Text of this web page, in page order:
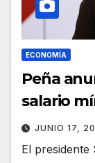
ECONOMÍA
Peña
salario
JUNIO 17,
El presidente